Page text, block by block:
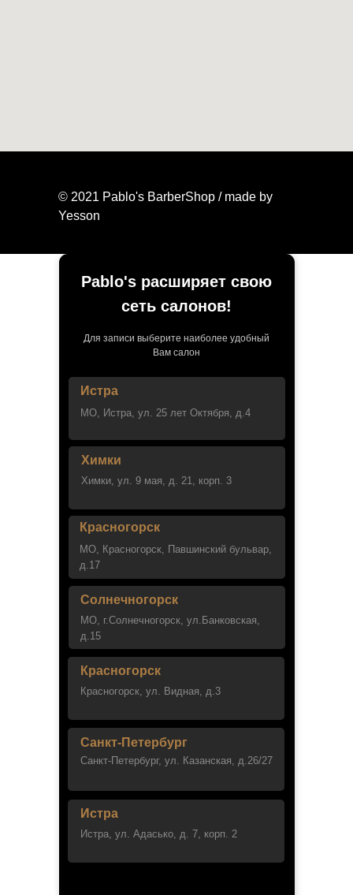
© 2021 Pablo's BarberShop / made by
Yesson
Pablo's расширяет свою
сеть салонов!
Для записи выберите наиболее удобный
Вам салон
Истра
МО, Истра, ул. 25 лет Октября, д.4
Солнечногорск
МО, г.Солнечногорск, ул.Банковская,
д.15
Красногорск
Красногорск, ул. Видная, д.3
Химки
Химки, ул. 9 мая, д. 21, корп. 3
Истра
Истра, ул. Адасько, д. 7, корп. 2
Санкт-Петербург
Санкт-Петербург, ул. Казанская, д.26/27
Красногорск
МО, Красногорск, Павшинский бульвар,
д.17